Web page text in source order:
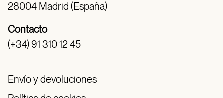
28004 Madrid (España)
Contacto
(+34) 91 310 12 45
Envío y devoluciones